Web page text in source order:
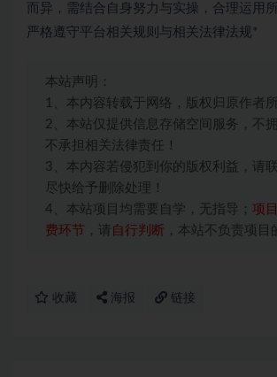
而异，需结合自身努力与实操，合理运用
严格遵守平台相关规则与相关法律法规*
本站声明：
1、本内容转载于网络，版权归原作者所
2、本站仅提供信息存储空间服务，不
不承担相关法律责任！
3、本内容若侵犯到你的版权利益，请
尽快给予删除处理！
4、本站项目均需要自学，无指导； 项
费环节 ，请 自行判断 ，本站不负责项目
收藏 海报 链接